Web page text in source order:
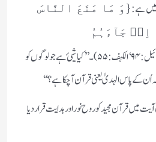
میں ہے :{وَ مَا مَنَعَ النَّاسَ
جَآءَہُمُ
(بنی اسرائیل:۹۴‘ الکہف:۵۵) ۔’’کیا شیئ ہے جو لوگوں کو
کے پاس الہدیٰ یعنی قرآن آچکا ہے؟‘‘
قرآن مجید کو روح نور اور ہدایت قرار دیا